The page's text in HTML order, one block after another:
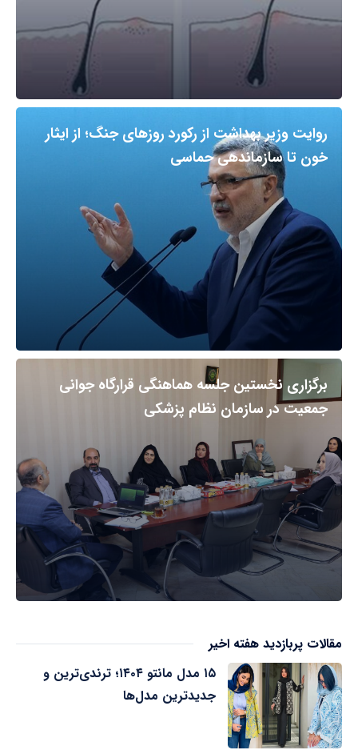
روایت وزیر بهداشت از رکورد روزهای جنگ؛ از ایثار
خون تا سازماندهی حماسی
برگزاری نخستین جلسه هماهنگی قرارگاه جوانی
جمعیت در سازمان نظام پزشکی
مقالات پربازدید هفته اخیر
۱۵ مدل مانتو ۱۴۰۴؛ ترندی‌ترین و
جدیدترین مدل‌ها